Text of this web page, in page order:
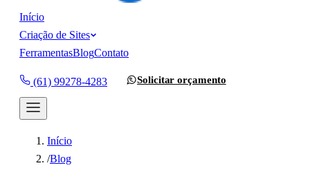
Início
Criação de Sites
FerramentasBlogContato
(61) 99278-4283 Solicitar orçamento
Início
/Blog